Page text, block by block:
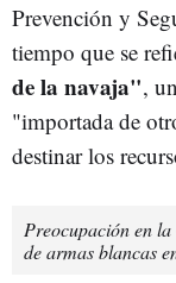
Prevención y
tiempo que se
de la navaja",
"importada de
destinar los
Preocupación en
de armas blancas